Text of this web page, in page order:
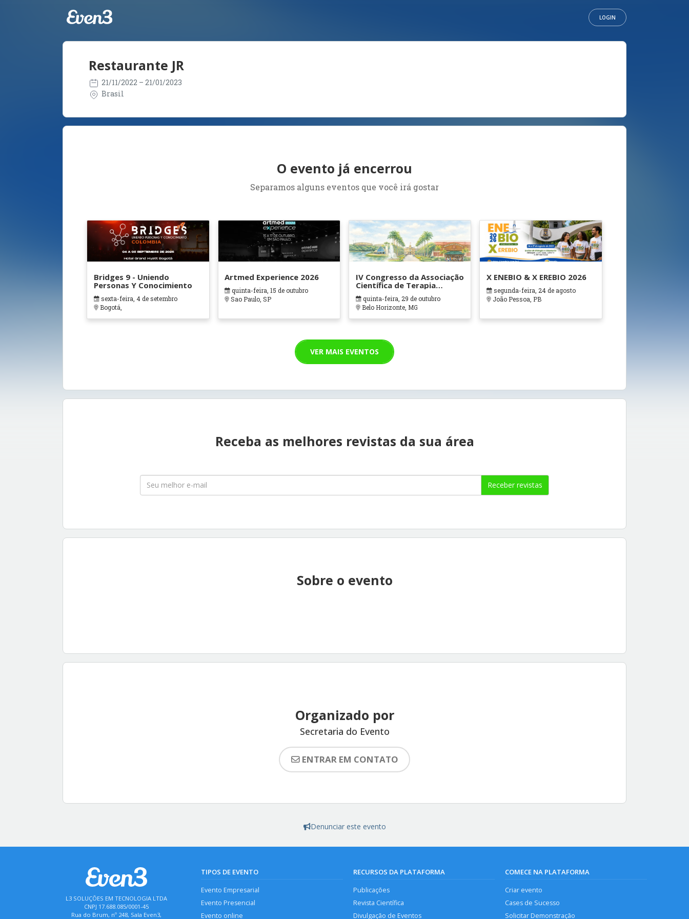
LOGIN
Restaurante JR
21/11/2022 – 21/01/2023
Brasil
O evento já encerrou
Separamos alguns eventos que você irá gostar
Bridges 9 - Uniendo
Personas Y Conocimiento
sexta-feira, 4 de setembro
Bogotá,
Artmed Experience 2026
quinta-feira, 15 de outubro
Sao Paulo, SP
IV Congresso da Associação
Científica de Terapia
Ocupacional em Contextos
Hospitalares e Cuidados
Paliativos - ATOHOSP
quinta-feira, 29 de outubro
Belo Horizonte, MG
X ENEBIO & X EREBIO 2026
segunda-feira, 24 de agosto
João Pessoa, PB
VER MAIS EVENTOS
Receba as melhores revistas da sua área
Receber revistas
Sobre o evento
Organizado por
Secretaria do Evento
ENTRAR EM CONTATO
Denunciar este evento
L3 SOLUÇÕES EM TECNOLOGIA LTDA
CNPJ 17.688.085/0001-45
Rua do Brum, nº 248, Sala Even3,
TIPOS DE EVENTO
Evento Empresarial
Evento Presencial
Evento online
RECURSOS DA PLATAFORMA
Publicações
Revista Científica
Divulgação de Eventos
COMECE NA PLATAFORMA
Criar evento
Cases de Sucesso
Solicitar Demonstração